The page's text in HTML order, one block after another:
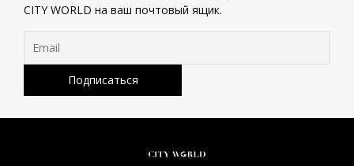
CITY WORLD на ваш почтовый ящик.